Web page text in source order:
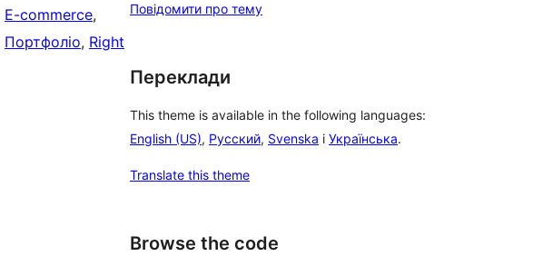
E-commerce
Портфоліо, Right
Повідомити про тему
Переклади
This theme is available in the following languages:
English (US), Русский, Svenska і Українська.
Translate this theme
Browse the code